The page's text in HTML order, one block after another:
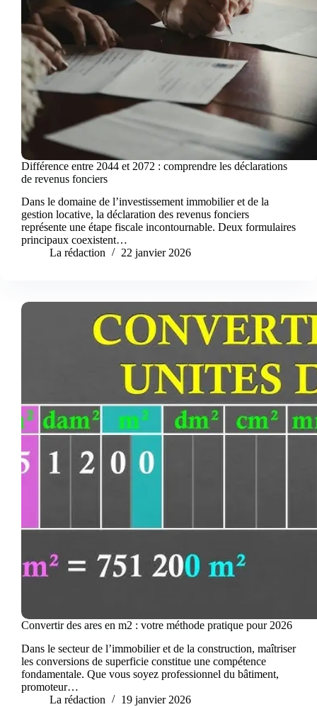
Différence entre 2044 et 2072 : comprendre les déclarations
de revenus fonciers
Dans le domaine de l’investissement immobilier et de la
gestion locative, la déclaration des revenus fonciers
représente une étape fiscale incontournable. Deux formulaires
principaux coexistent…
La rédaction
22 janvier 2026
Convertir des ares en m2 : votre méthode pratique pour 2026
Dans le secteur de l’immobilier et de la construction, maîtriser
les conversions de superficie constitue une compétence
fondamentale. Que vous soyez professionnel du bâtiment,
promoteur…
La rédaction
19 janvier 2026